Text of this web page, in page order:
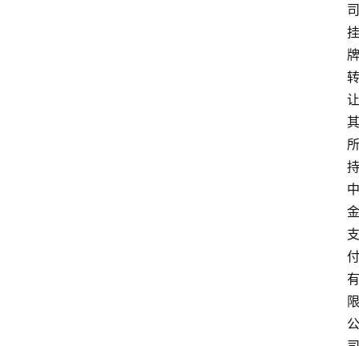
司
挂
牌
转
让
其
所
持
中
金
支
付
有
限
公